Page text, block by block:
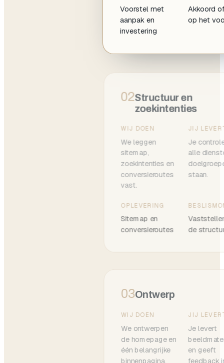
Voorstel met
aanpak en
investering
Akkoord
op het
02Structuur en
zoekintenties
WIJ DOEN
We leggen
sitemap,
zoekintenties en
conversieroutes
vast.
JIJ
Je
alle
staan.
OPLEVERING
Sitemap en
conversieroutes
de
03Ontwerp
WIJ DOEN
We ontwerpen
de homepage en
één belangrijke
binnenpagina.
JIJ
Je levert
en geeft
feedback